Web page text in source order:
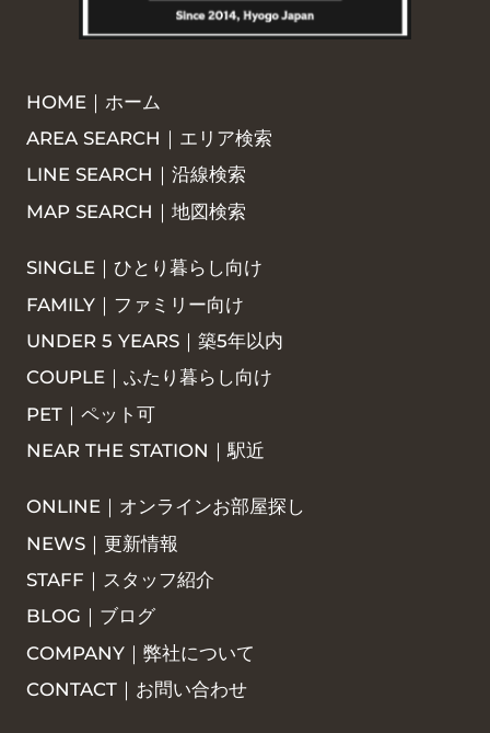
HOME｜ホーム
AREA SEARCH｜エリア検索
LINE SEARCH｜沿線検索
MAP SEARCH｜地図検索
SINGLE｜ひとり暮らし向け
FAMILY｜ファミリー向け
UNDER 5 YEARS｜築5年以内
COUPLE｜ふたり暮らし向け
PET｜ペット可
NEAR THE STATION｜駅近
ONLINE｜オンラインお部屋探し
NEWS｜更新情報
STAFF｜スタッフ紹介
BLOG｜ブログ
COMPANY｜弊社について
CONTACT｜お問い合わせ